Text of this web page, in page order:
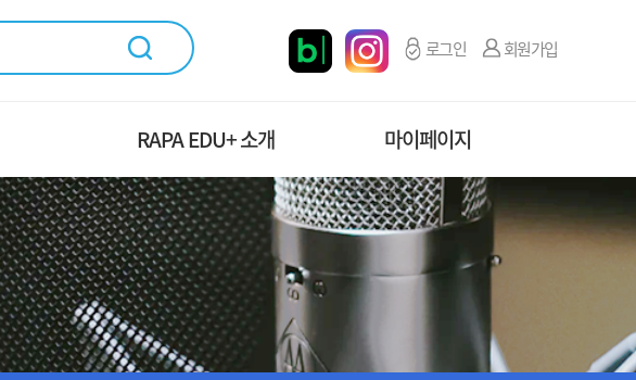
로그인 회원가입
내
RAPA EDU+ 소개
조직도 및 연락처
오시는길
마이페이지
마이페이지 메인
수강신청관리
증명서 발급현황
교육설문조사